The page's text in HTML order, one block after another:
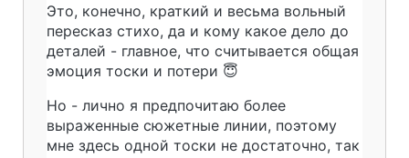
Это, конечно, краткий и весьма вольный
пересказ стихо, да и кому какое дело до
деталей - главное, что считывается общая
эмоция тоски и потери 😇
Но - лично я предпочитаю более
выраженные сюжетные линии, поэтому
мне здесь одной тоски не достаточно, так